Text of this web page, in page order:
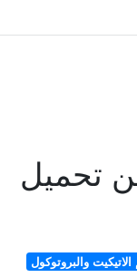
تحميل
والبروتوكول